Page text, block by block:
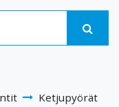
Ketjupyörät